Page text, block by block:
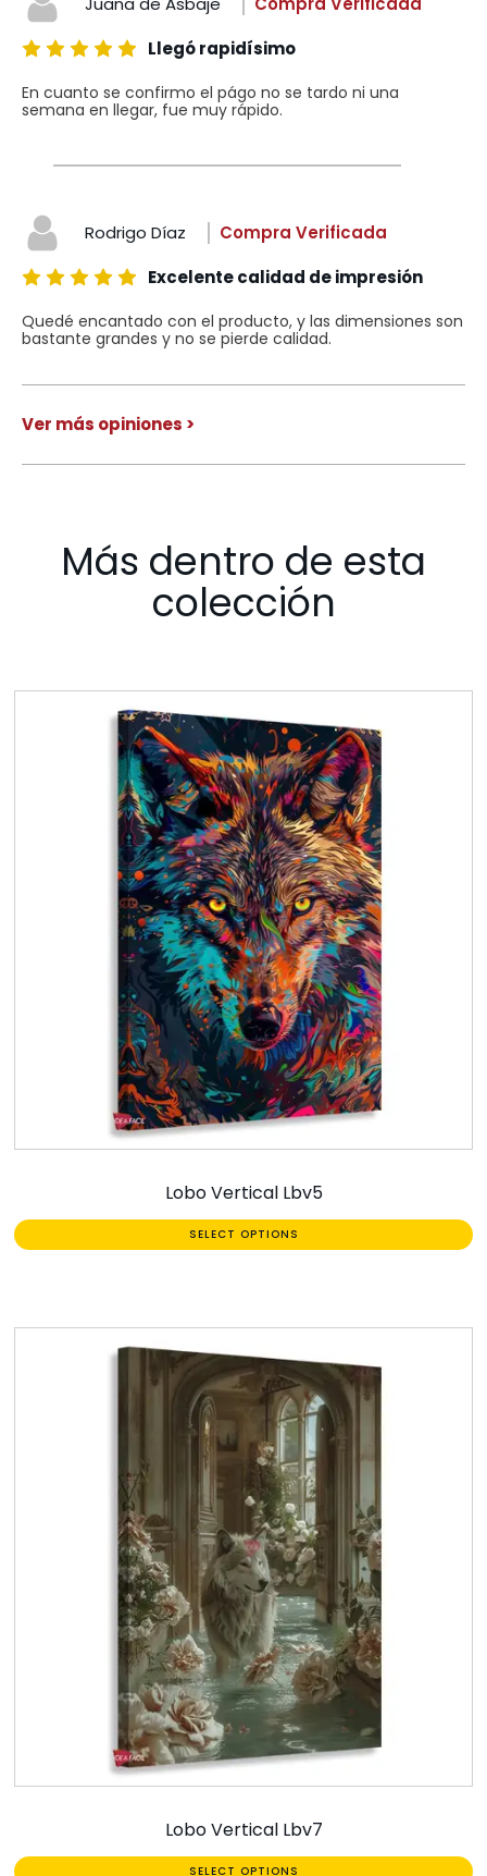
Llegó rapidísimo
En cuanto se confirmo el págo no se tardo ni una
semana en llegar, fue muy rápido.
Rodrigo Díaz
Compra Verificada
Excelente calidad de impresión
Quedé encantado con el producto, y las dimensiones son
bastante grandes y no se pierde calidad.
Ver más opiniones >
Más dentro de esta
colección
Lobo Vertical Lbv5
SELECT OPTIONS
Lobo Vertical Lbv7
SELECT OPTIONS